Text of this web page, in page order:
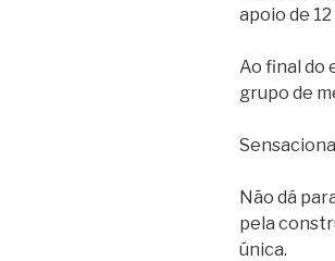
apoio de
Ao final do
grupo de
Não dá
pela
única.